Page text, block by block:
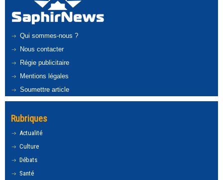
Qui sommes-nous ?
Nous contacter
Régie publicitaire
Mentions légales
Soumettre article
Rubriques
Actualité
Culture
Débats
Santé